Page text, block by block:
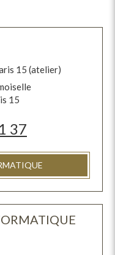
15 (atelier)
15
37